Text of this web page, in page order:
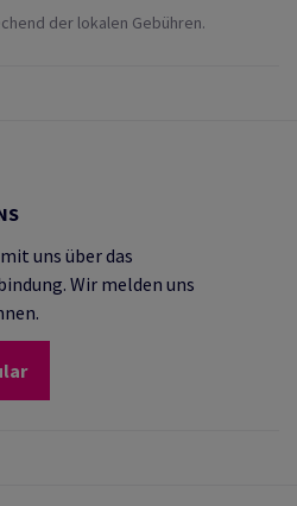
der lokalen Gebühren.
uns über das
Wir melden uns